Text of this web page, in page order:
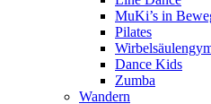
MuKi’s in
Pilates
Dance Kids
Zumba
Wandern